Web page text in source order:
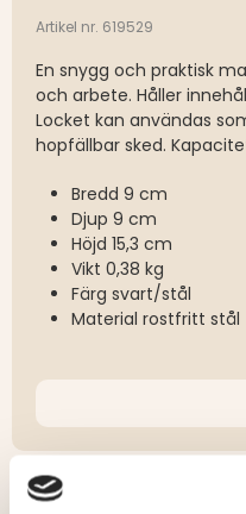
Artikel nr. 619529
En snygg och praktisk
och arbete. Håller
Locket kan användas
hopfällbar sked.
Bredd 9 cm
Djup 9 cm
Höjd 15,3 cm
Vikt 0,38 kg
Färg svart/stål
Material rostfritt stål